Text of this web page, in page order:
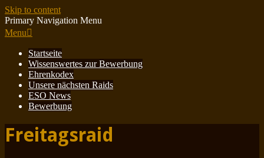
Skip to content
Primary Navigation Menu
Menu
Startseite
Wissenswertes zur Bewerbung
Ehrenkodex
Unsere nächsten Raids
ESO News
Bewerbung
Freitagsraid